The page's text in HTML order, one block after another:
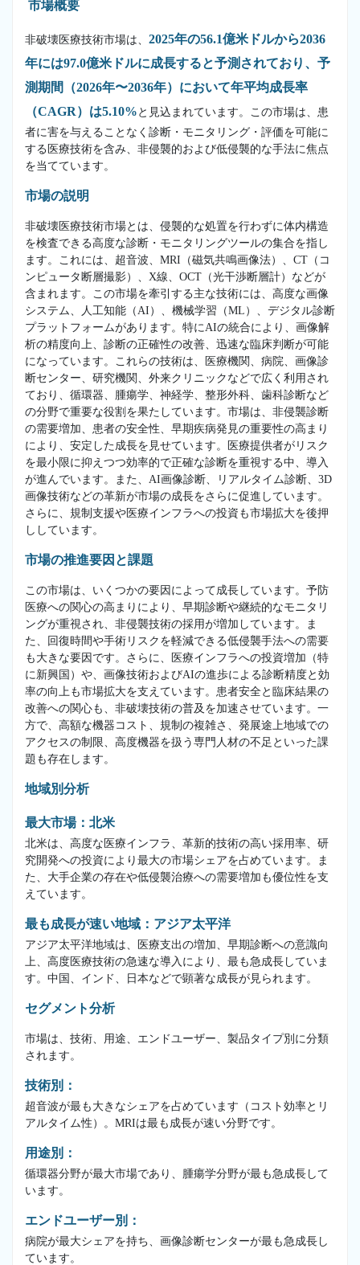
市場概要
非破壊医療技術市場は、 2025年の56.1億米ドルから2036
年には97.0億米ドルに成長すると予測されており、予
測期間（2026年〜2036年）において年平均成長率
（CAGR）は5.10% と見込まれています。この市場は、患
者に害を与えることなく診断・モニタリング・評価を可能に
する医療技術を含み、非侵襲的および低侵襲的な手法に焦点
を当てています。
市場の説明
非破壊医療技術市場とは、侵襲的な処置を行わずに体内構造
を検査できる高度な診断・モニタリングツールの集合を指し
ます。これには、超音波、MRI（磁気共鳴画像法）、CT（コ
ンピュータ断層撮影）、X線、OCT（光干渉断層計）などが
含まれます。この市場を牽引する主な技術には、高度な画像
システム、人工知能（AI）、機械学習（ML）、デジタル診断
プラットフォームがあります。特にAIの統合により、画像解
析の精度向上、診断の正確性の改善、迅速な臨床判断が可能
になっています。これらの技術は、医療機関、病院、画像診
断センター、研究機関、外来クリニックなどで広く利用され
ており、循環器、腫瘍学、神経学、整形外科、歯科診断など
の分野で重要な役割を果たしています。市場は、非侵襲診断
の需要増加、患者の安全性、早期疾病発見の重要性の高まり
により、安定した成長を見せています。医療提供者がリスク
を最小限に抑えつつ効率的で正確な診断を重視する中、導入
が進んでいます。また、AI画像診断、リアルタイム診断、3D
画像技術などの革新が市場の成長をさらに促進しています。
さらに、規制支援や医療インフラへの投資も市場拡大を後押
ししています。
市場の推進要因と課題
この市場は、いくつかの要因によって成長しています。予防
医療への関心の高まりにより、早期診断や継続的なモニタリ
ングが重視され、非侵襲技術の採用が増加しています。ま
た、回復時間や手術リスクを軽減できる低侵襲手法への需要
も大きな要因です。さらに、医療インフラへの投資増加（特
に新興国）や、画像技術およびAIの進歩による診断精度と効
率の向上も市場拡大を支えています。患者安全と臨床結果の
改善への関心も、非破壊技術の普及を加速させています。一
方で、高額な機器コスト、規制の複雑さ、発展途上地域での
アクセスの制限、高度機器を扱う専門人材の不足といった課
題も存在します。
地域別分析
最大市場：北米
北米は、高度な医療インフラ、革新的技術の高い採用率、研
究開発への投資により最大の市場シェアを占めています。ま
た、大手企業の存在や低侵襲治療への需要増加も優位性を支
えています。
最も成長が速い地域：アジア太平洋
アジア太平洋地域は、医療支出の増加、早期診断への意識向
上、高度医療技術の急速な導入により、最も急成長していま
す。中国、インド、日本などで顕著な成長が見られます。
セグメント分析
市場は、技術、用途、エンドユーザー、製品タイプ別に分類
されます。
技術別：
超音波が最も大きなシェアを占めています（コスト効率とリ
アルタイム性）。MRIは最も成長が速い分野です。
用途別：
循環器分野が最大市場であり、腫瘍学分野が最も急成長して
います。
エンドユーザー別：
病院が最大シェアを持ち、画像診断センターが最も急成長し
ています。